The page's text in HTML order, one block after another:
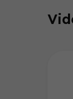
seconds
90%